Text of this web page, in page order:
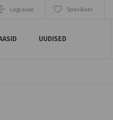
Logi sisse Soovikorv
UUDISED